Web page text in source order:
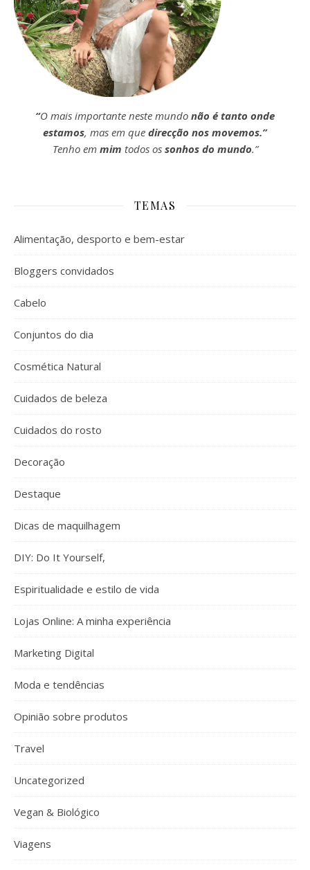
“O mais importante neste mundo não é tanto onde
estamos, mas em que direcção nos movemos.”
Tenho em mim todos ossonhos do mundo.”
TEMAS
Alimentação, desporto e bem-estar
Bloggers convidados
Cabelo
Conjuntos do dia
Cosmética Natural
Cuidados de beleza
Cuidados do rosto
Decoração
Destaque
Dicas de maquilhagem
DIY: Do It Yourself,
Espiritualidade e estilo de vida
Lojas Online: A minha experiência
Marketing Digital
Moda e tendências
Opinião sobre produtos
Travel
Uncategorized
Vegan & Biológico
Viagens